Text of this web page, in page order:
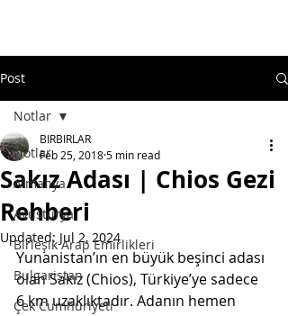
Post
Notlar
Almanya
Avusturya
Birleşik Arap Emirlikleri
Bulgaristan
Çek Cumhuriyeti
Notlar
Sakız Adası | Chios Gezi
Rehberi
BIRBIRLAR
Feb 25, 20185 min read
Updated: Jul 2, 2024
Yunanistan’ın en büyük beşinci adası
olan Sakız (Chios), Türkiye’ye sadece
6 km uzaklıktadır. Adanın hemen